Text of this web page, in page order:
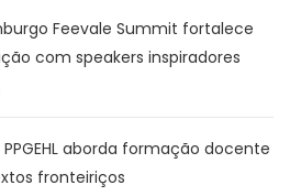
Feevale Summit fortalece
com speakers inspiradores
aborda formação docente
fronteiriços